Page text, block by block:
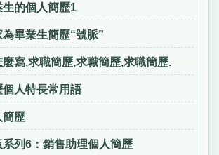
的個人簡歷1
畢業生簡歷“號脈”
寫,求職簡歷,求職簡歷,求職簡歷.
人特長常用語
簡歷
列6：銷售助理個人簡歷